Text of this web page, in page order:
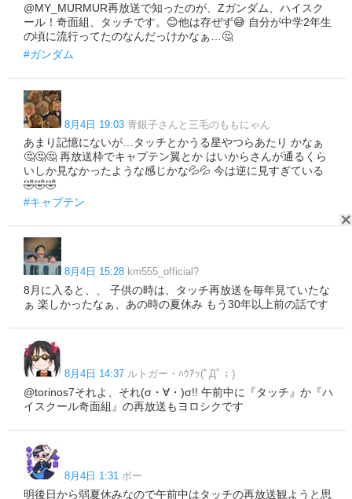
@MY_MURMUR再放送で知ったのが、Zガンダム、ハイスク
ール！奇面組、タッチです。😊他は存ぜず😅 自分が中学2年生
の頃に流行ってたのなんだっけかなぁ…🤔
#ガンダム
8月4日 19:03 青銀子さんと三毛のももにゃん
あまり記憶にないが…タッチとかうる星やつらあたり かなぁ
🤔🤔🤔 再放送枠でキャプテン翼とか はいからさんが通るくら
いしか見なかったような感じかな💦💦 今は逆に見すぎている
🤣🤣🤣
#キャプテン
8月4日 15:28 km555_official?
8月に入ると、、 子供の時は、タッチ再放送を毎年見ていたな
ぁ 楽しかったなぁ、あの時の夏休み もう30年以上前の話です
8月4日 14:37 ルトガー・ﾊｳｱｯ(ﾟДﾟ；)
@torinos7それよ、それ(σ・∀・)σ!! 午前中に『タッチ』か『ハ
イスクール奇面組』の再放送もヨロシクです
8月4日 1:31 ボー
明後日から弱夏休みなので午前中はタッチの再放送観ようと思